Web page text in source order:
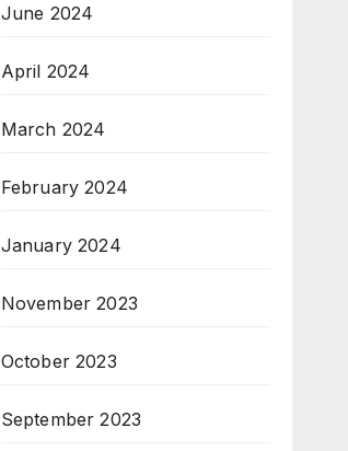
June 2024
April 2024
March 2024
February 2024
January 2024
November 2023
October 2023
September 2023